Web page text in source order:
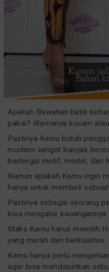
Apakah Bawahan batik
pakai? Warnanya kusam
Pastinya Kamu butuh
modern sangat banyak
berbegai motif, model, dan
Namun apakah Kamu ingin
hanya untuk membeli
Pastinya sebagai seorang
bisa mengatur keuangannya
Maka Kamu harus memilih
yang murah dan berkualitas.
Kamu hanya perlu
agar bisa mendapatkan